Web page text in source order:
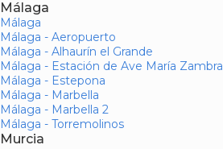
Málaga
Málaga
Málaga - Aeropuerto
Málaga - Alhaurín el Grande
Málaga - Estación de Ave María
Málaga - Estepona
Málaga - Marbella
Málaga - Marbella 2
Málaga - Torremolinos
Murcia